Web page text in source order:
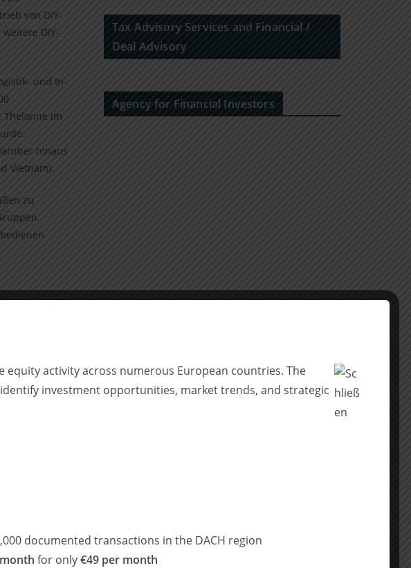
von DIY-
DIY-
und In-
Thelonne im
hinaus
Vietnam).
zu
beim Umsatz
für Serafin
soll auch
Tax Advisory Services and Financial /
Deal Advisory
Agency for Financial Investors
activity across numerous European countries. The
investment opportunities, market trends, and strategic
documented transactions in the DACH region
for only€49 per month